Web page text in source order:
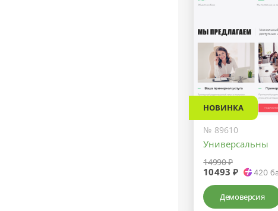
НОВИНКА
№ 89610
Универсальны
14990 ₽
10493 ₽ 420
Демоверсия